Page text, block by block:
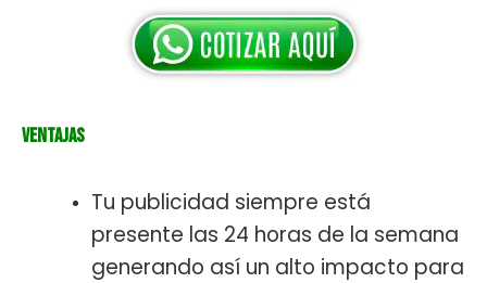
Ventajas
Tu publicidad siempre está
presente las 24 horas de la semana
generando así un alto impacto para